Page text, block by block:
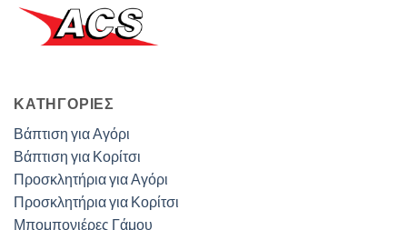
ΚΑΤΗΓΟΡΊΕΣ
Βάπτιση για Αγόρι
Βάπτιση για Κορίτσι
Προσκλητήρια για Αγόρι
Προσκλητήρια για Κορίτσι
Μπομπονιέρες Γάμου